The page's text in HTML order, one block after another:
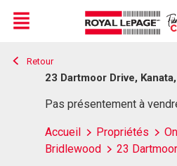
Live
En Direct
Menu
Retour
23 Dartmoor Drive,
Pas présentement à
Accueil Propriétés
Bridlewood
23